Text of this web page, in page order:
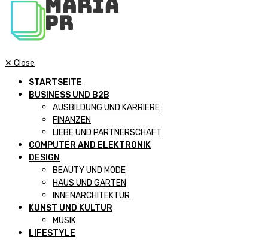
✕ Close
STARTSEITE
BUSINESS UND B2B
AUSBILDUNG UND KARRIERE
FINANZEN
LIEBE UND PARTNERSCHAFT
COMPUTER AND ELEKTRONIK
DESIGN
BEAUTY UND MODE
HAUS UND GARTEN
INNENARCHITEKTUR
KUNST UND KULTUR
MUSIK
LIFESTYLE